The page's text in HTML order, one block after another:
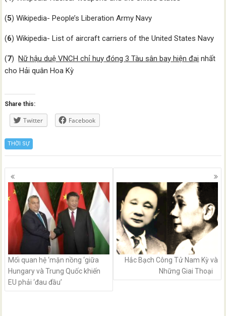
(5) Wikipedia- People’s Liberation Army Navy
(6) Wikipedia- List of aircraft carriers of the United States Navy
(7)Nữ hậu duệ VNCH chỉ huy đóng 3 Tàu sân bay hiện đại nhất
cho Hải quân Hoa Kỳ
Share this:
Twitter Facebook
THỜI SỰ
Posts
navigation
Mối quan hệ ‘mặn nồng ‘giữa
Hungary và Trung Quốc khiến
EU phải ‘đau đầu’
Hắc Bạch Công Tử Nam Kỳ và
Những Giai Thoại